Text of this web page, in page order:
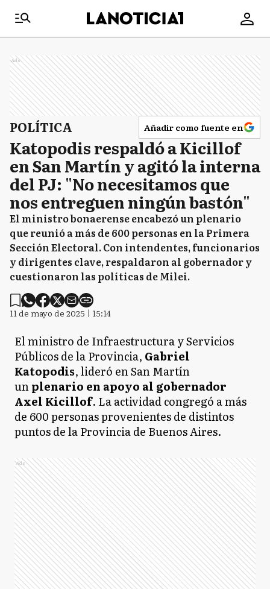
Ads
POLÍTICA Añadir como fuente en
Katopodis respaldó a Kicillof
en San Martín y agitó la interna
del PJ: "No necesitamos que
nos entreguen ningún bastón"
El ministro bonaerense encabezó un plenario
que reunió a más de 600 personas en la Primera
Sección Electoral. Con intendentes, funcionarios
y dirigentes clave, respaldaron al gobernador y
cuestionaron las políticas de Milei.
11 de mayo de 2025 | 15:14
El ministro de Infraestructura y Servicios
Públicos de la Provincia, Gabriel
Katopodis, lideró en San Martín
unplenario en apoyo al gobernador
Axel Kicillof. La actividad congregó a más
de 600 personas provenientes de distintos
puntos de la Provincia de Buenos Aires.
Ads